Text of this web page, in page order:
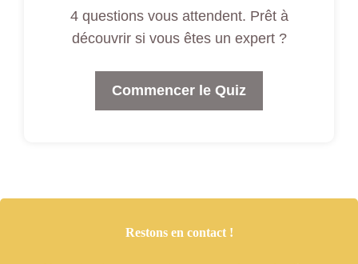
4 questions vous attendent. Prêt à
découvrir si vous êtes un expert ?
Commencer le Quiz
Restons en contact !